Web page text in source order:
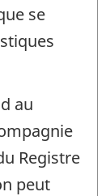
se
au
Registre
peut